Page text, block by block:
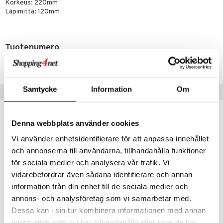
Samtycke Information Om
Denna webbplats använder cookies
Vi använder enhetsidentifierare för att anpassa innehållet
och annonserna till användarna, tillhandahålla funktioner
för sociala medier och analysera vår trafik. Vi
vidarebefordrar även sådana identifierare och annan
information från din enhet till de sociala medier och
annons- och analysföretag som vi samarbetar med.
Dessa kan i sin tur kombinera informationen med annan
Korkeus: 220mm
Läpimitta: 120mm
Tuotenumero
IAE43-1-XX
Vinkkejä sinulle